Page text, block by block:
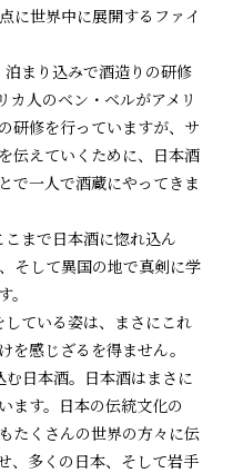
に世界中に展開するファイ
まり込みで酒造りの研修
カ人のベン・ベルがアメリ
研修を行っていますが、サ
伝えていくために、日本酒
で一人で酒蔵にやってきま
まで日本酒に惚れ込ん
そして異国の地で真剣に学
ている姿は、まさにこれ
を感じざるを得ません。
日本酒。日本酒はまさに
ます。日本の伝統文化の
たくさんの世界の方々に伝
、多くの日本、そして岩手